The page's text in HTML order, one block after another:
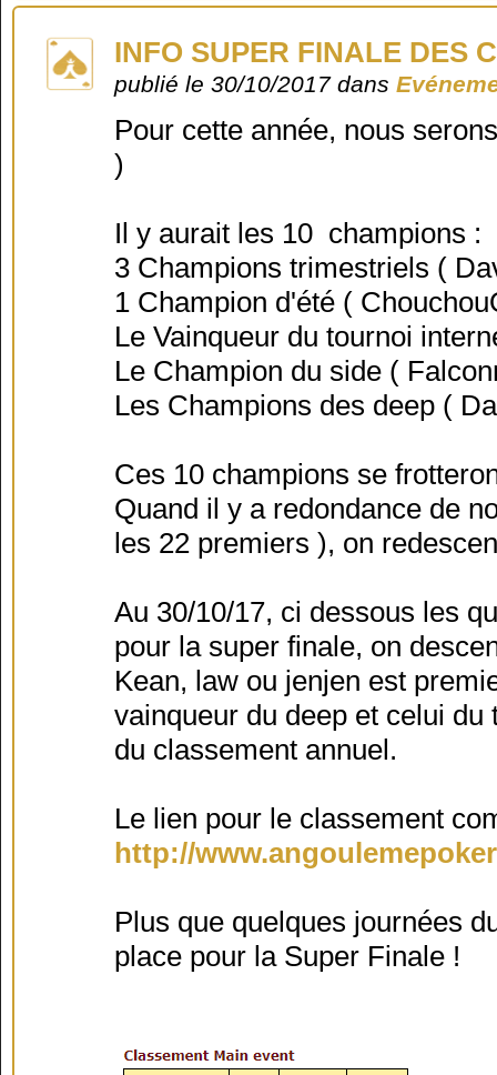
INFO SUPER FINALE DES
publié le 30/10/2017 dans
Pour cette année, nous
)
Il y aurait les 10 champions :
3 Champions trimestriels (
1 Champion d'été (
Le Vainqueur du tournoi
Le Champion du side (
Les Champions des deep (
Ces 10 champions se
Quand il y a redondance de
les 22 premiers ), on
Au 30/10/17, ci dessous les
pour la super finale, on
Kean, law ou jenjen est
vainqueur du deep et celui
du classement annuel.
Le lien pour le classement
http://
Plus que quelques journées
place pour la Super Finale !